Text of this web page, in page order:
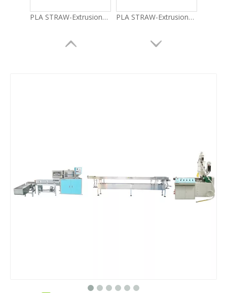
PLA STRAW-Extrusionsmaschine LG-E11 (65)